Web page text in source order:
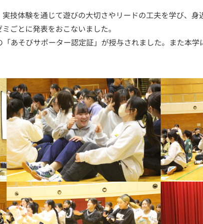
技体験を通じて遊びの大切さやリードの工夫を学び、身
ごとに発表をおこないました。
あそびサポーター認定証」が授与されました。また本学